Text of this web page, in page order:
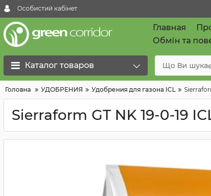
Особистий кабінет
Главная
Обмін та
Каталог товаров
Головна УДОБРЕНИЯ Удобрения для газона ICL
Sierraform GT NK 19-0-19